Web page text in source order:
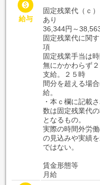

給与
固定残業代（ｃ）
あり
36,344円～
固定残業代に関
項
固定残業手当は
無にかかわらず
支給。２５時
間分を超える場
給。
・本ｃ欄に記載
数は固定残業代
となるもの。
実際の時間外労
の見込みや実績
ではない。
賃金形態等
月給